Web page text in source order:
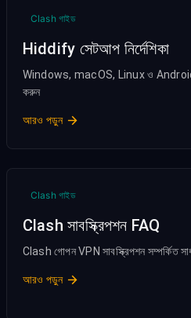
Clash গাইড
Hiddify সেটআপ নির্দেশিকা
Windows, macOS, Linux ও
করুন
আরও পড়ুন
Clash গাইড
Clash সাবস্ক্রিপশন FAQ
Clash গোপন VPN সাবস্ক্রিপশন সম্পর্কিত
আরও পড়ুন